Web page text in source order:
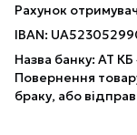
Рахунок
IBAN:
Назва банку: АТ
Повернення
браку, або